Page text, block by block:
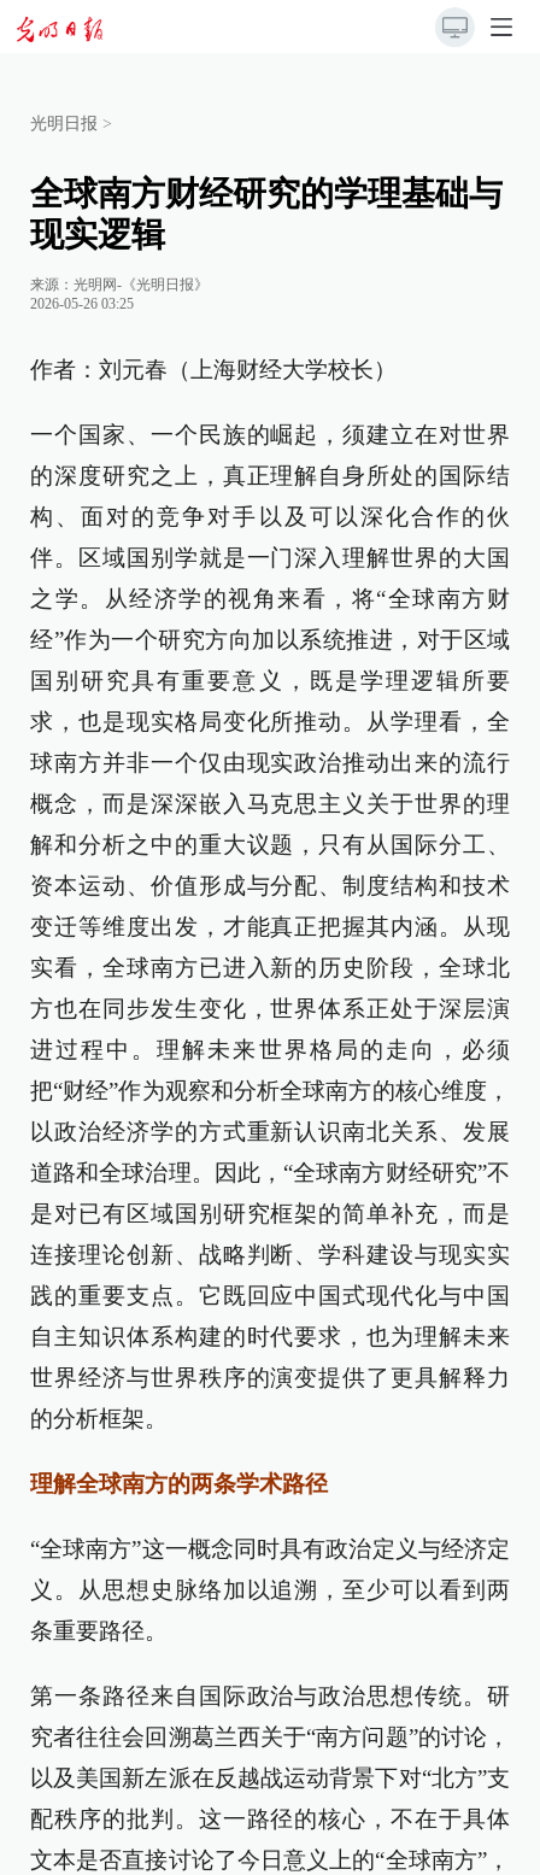
光明日报 >
全球南方财经研究的学理基础与
现实逻辑
来源： 光明网-《光明日报》
2026-05-26 03:25
作者：刘元春（上海财经大学校长）
一个国家、一个民族的崛起，须建立在对世界
的深度研究之上，真正理解自身所处的国际结
构、面对的竞争对手以及可以深化合作的伙
伴。区域国别学就是一门深入理解世界的大国
之学。从经济学的视角来看，将“全球南方财
经”作为一个研究方向加以系统推进，对于区域
国别研究具有重要意义，既是学理逻辑所要
求，也是现实格局变化所推动。从学理看，全
球南方并非一个仅由现实政治推动出来的流行
概念，而是深深嵌入马克思主义关于世界的理
解和分析之中的重大议题，只有从国际分工、
资本运动、价值形成与分配、制度结构和技术
变迁等维度出发，才能真正把握其内涵。从现
实看，全球南方已进入新的历史阶段，全球北
方也在同步发生变化，世界体系正处于深层演
进过程中。理解未来世界格局的走向，必须
把“财经”作为观察和分析全球南方的核心维度，
以政治经济学的方式重新认识南北关系、发展
道路和全球治理。因此，“全球南方财经研究”不
是对已有区域国别研究框架的简单补充，而是
连接理论创新、战略判断、学科建设与现实实
践的重要支点。它既回应中国式现代化与中国
自主知识体系构建的时代要求，也为理解未来
世界经济与世界秩序的演变提供了更具解释力
的分析框架。
理解全球南方的两条学术路径
“全球南方”这一概念同时具有政治定义与经济定
义。从思想史脉络加以追溯，至少可以看到两
条重要路径。
第一条路径来自国际政治与政治思想传统。研
究者往往会回溯葛兰西关于“南方问题”的讨论，
以及美国新左派在反越战运动背景下对“北方”支
配秩序的批判。这一路径的核心，不在于具体
文本是否直接讨论了今日意义上的“全球南方”，